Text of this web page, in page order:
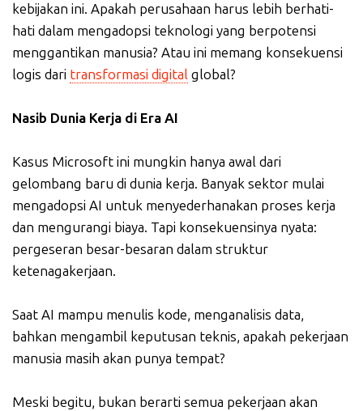
kebijakan ini. Apakah perusahaan harus lebih berhati-
hati dalam mengadopsi teknologi yang berpotensi
menggantikan manusia? Atau ini memang konsekuensi
logis dari transformasi digital global?
Nasib Dunia Kerja di Era AI
Kasus Microsoft ini mungkin hanya awal dari
gelombang baru di dunia kerja. Banyak sektor mulai
mengadopsi AI untuk menyederhanakan proses kerja
dan mengurangi biaya. Tapi konsekuensinya nyata:
pergeseran besar-besaran dalam struktur
ketenagakerjaan.
Saat AI mampu menulis kode, menganalisis data,
bahkan mengambil keputusan teknis, apakah pekerjaan
manusia masih akan punya tempat?
Meski begitu, bukan berarti semua pekerjaan akan